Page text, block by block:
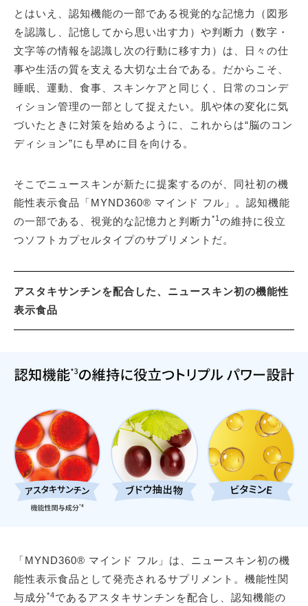
とはいえ、認知機能の一部である視覚的な記憶力（図形
を認識し、記憶してから思い出す力）や判断力（数字・
文字等の情報を認識し次の行動に移す力）は、日々の仕
事や生活の質を支える大切な土台である。だからこそ、
睡眠、運動、食事、スキンケアと同じく、日常のコンデ
ィション管理の一部として捉えたい。肌や体の変化に気
づいたときに対策を始めるように、これからは“脳のコン
ディション”にも早めに目を向ける。
そこでニュースキンが新たに提案するのが、同社初の機
能性表示食品「MYND360® マインド フル」。認知機能
の一部である、視覚的な記憶力と判断力 *1 の維持に役立
つソフトカプセルタイプのサプリメントだ。
アスタキサンチンを配合した、ニュースキン初の機能性
表示食品
「MYND360® マインド フル」は、ニュースキン初の機
能性表示食品として発売されるサプリメント。機能性関
与成分*4であるアスタキサンチンを配合し、認知機能の